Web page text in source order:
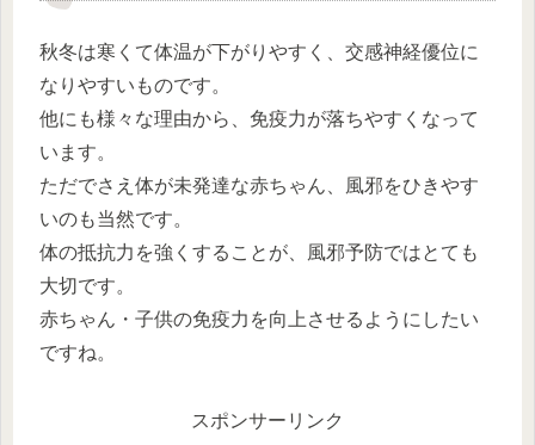
秋冬は寒くて体温が下がりやすく、交感神経優位に
なりやすいものです。
他にも様々な理由から、免疫力が落ちやすくなって
います。
ただでさえ体が未発達な赤ちゃん、風邪をひきやす
いのも当然です。
体の抵抗力を強くすることが、風邪予防ではとても
大切です。
赤ちゃん・子供の免疫力を向上させるようにしたい
ですね。
スポンサーリンク